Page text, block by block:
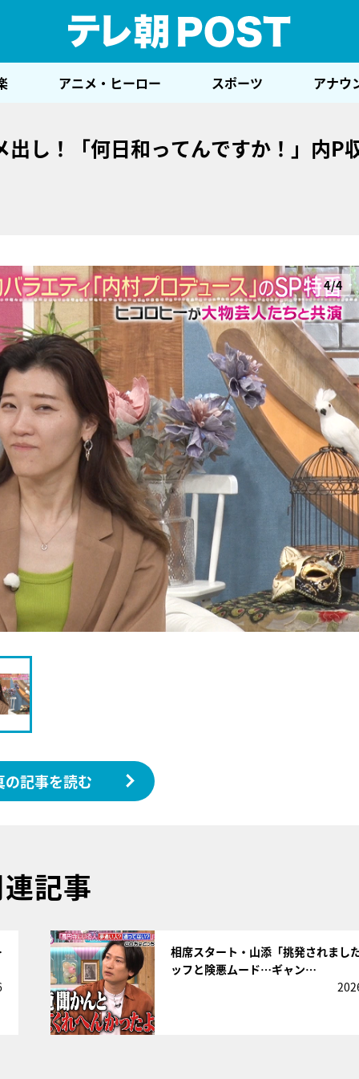
アニメ・ヒーロー スポーツ アナウ
し！「何日和ってんですか！」内P
4/4
の記事を読む
記事
相席スタート・山添「挑発されまし
ッフと険悪ムード…ギャン…
『アイ＝ラブ！げーみん
E齋藤樹愛羅＆佐々木舞
ビュー